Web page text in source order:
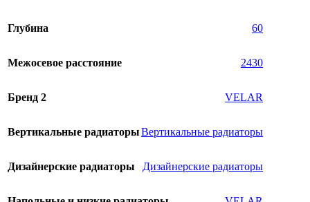
Глубина 60
Межосевое расстояние 2430
Бренд 2 VELAR
Вертикальные радиаторыВертикальные радиаторы
Дизайнерские радиаторы Дизайнерские радиаторы